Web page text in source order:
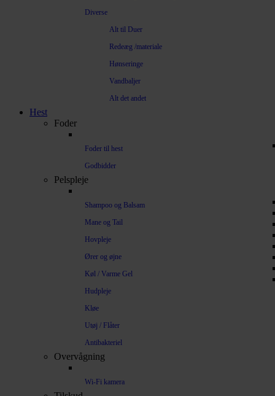
Diverse
Alt til Duer
Redeæg /materiale
Hønseringe
Vandbaljer
Alt det andet
Hest
Foder
Foder til hest
Godbidder
Pelspleje
Shampoo og Balsam
Mane og Tail
Hovpleje
Ører og øjne
Køl / Varme Gel
Hudpleje
Kløe
Utøj / Flåter
Antibakteriel
Overvågning
Wi-Fi kamera